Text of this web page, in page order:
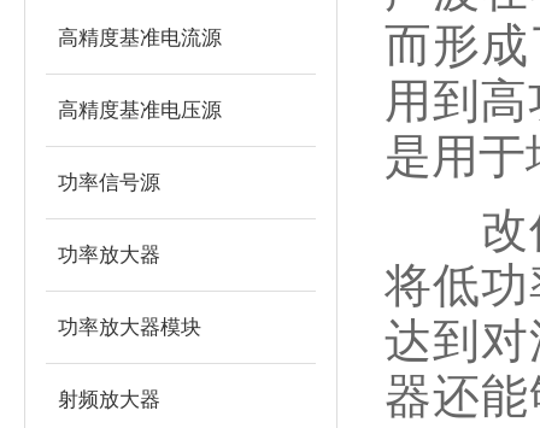
高精度基准电流源
高精度基准电压源
功率信号源
功率放大器
功率放大器模块
射频放大器
而形
用到
是用
改仪
将低
达到
器还